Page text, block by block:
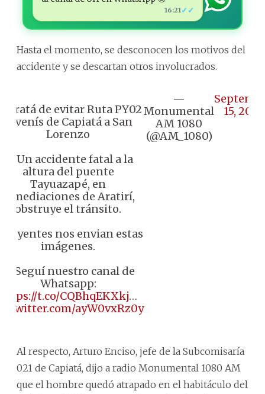
16:21 ✓✓
Hasta el momento, se desconocen los motivos del
accidente y se descartan otros involucrados.
Tratá de evitar Ruta PY02
si venís de Capiatá a San
Lorenzo
🔸 Un accidente fatal a la
altura del puente
Tayuazapé, en
inmediaciones de Aratirí,
obstruye el tránsito.
Oyentes nos envian estas
imágenes.
🟠 Seguí nuestro canal de
Whatsapp:
t.co/CQBhqEKXkj…
ayW0vxRz0y
—
Monumental
AM 1080
(@AM_1080)
15, 2025
Al respecto, Arturo Enciso, jefe de la Subcomisaría
021 de Capiatá, dijo a radio Monumental 1080 AM
que el hombre quedó atrapado en el habitáculo del